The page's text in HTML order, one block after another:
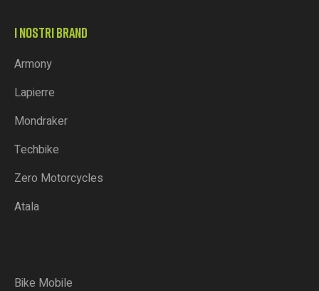
I NOSTRI BRAND
Armony
Lapierre
Mondraker
Techbike
Zero Motorcycles
Atala
Bike Mobile